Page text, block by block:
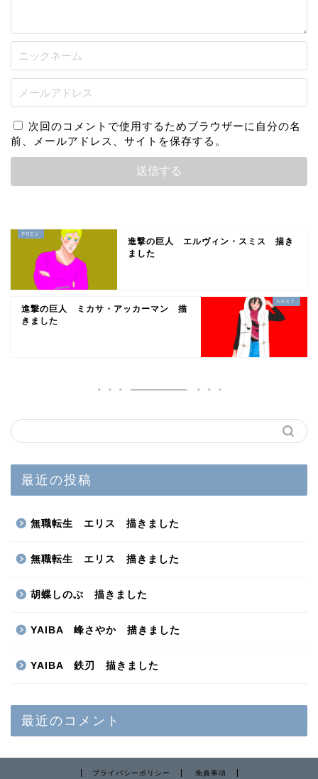
次回のコメントで使用するためブラウザーに自分の名
前、メールアドレス、サイトを保存する。
進撃の巨人 エルヴィン・スミス 描き
ました
進撃の巨人 ミカサ・アッカーマン 描
きました
最近の投稿
無職転生 エリス 描きました
無職転生 エリス 描きました
胡蝶しのぶ 描きました
YAIBA 峰さやか 描きました
YAIBA 鉄刃 描きました
最近のコメント
プライバシーポリシー 免責事項